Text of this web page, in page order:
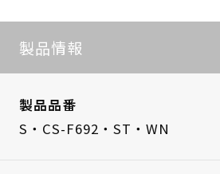
製品情報
製品品番
S・CS-F692・ST・WN